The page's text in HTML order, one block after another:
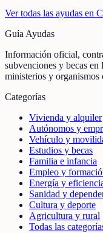
Ver todas las ayudas en
Guía Ayudas
Información oficial,
subvenciones y becas
ministerios y organismos
Categorías
Vivienda y alquiler
Autónomos y
Vehículo y
Estudios y becas
Familia e infancia
Empleo y
Energía y
Sanidad y
Cultura y deporte
Agricultura y rural
Todas las